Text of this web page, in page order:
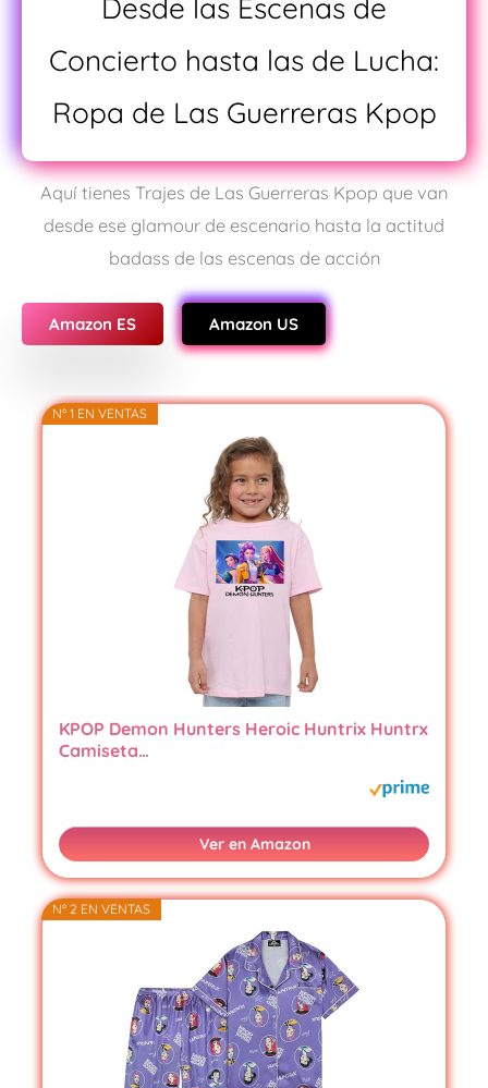
Desde las Escenas de
Concierto hasta las de Lucha:
Ropa de Las Guerreras Kpop
Aquí tienes Trajes de Las Guerreras Kpop que van
desde ese glamour de escenario hasta la actitud
badass de las escenas de acción
Amazon ES Amazon US
Nº 1 EN VENTAS
KPOP Demon Hunters Heroic Huntrix Huntrx
Camiseta…
Ver en Amazon
Nº 2 EN VENTAS